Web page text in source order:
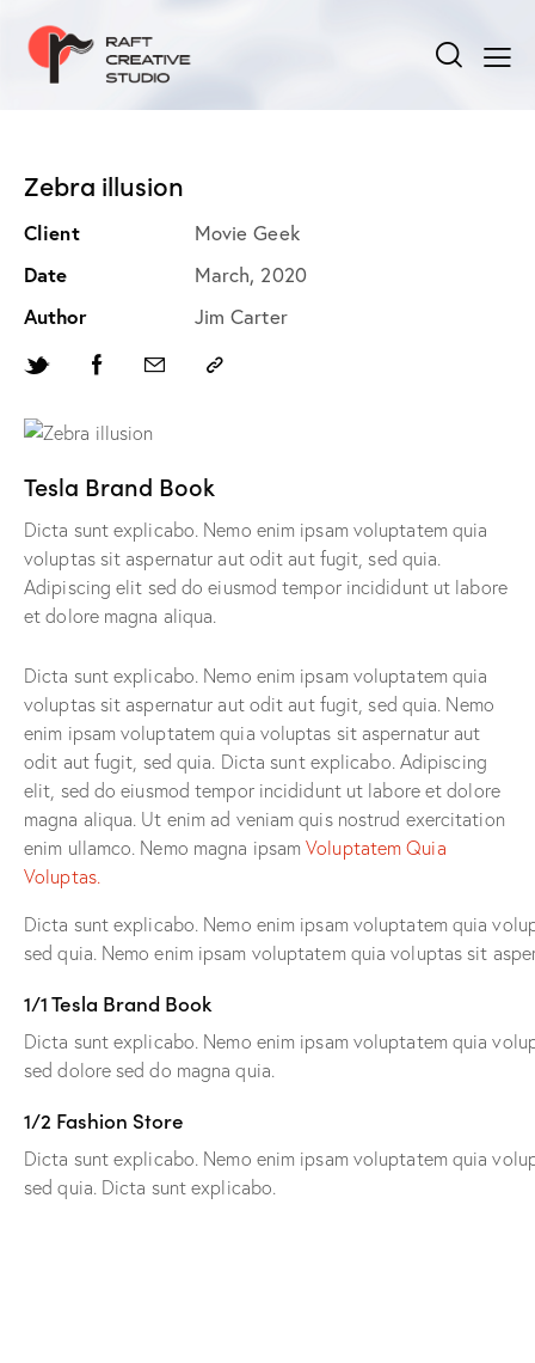
Zebra illusion
Client
Movie Geek
Date
March, 2020
Author
Jim Carter
Tesla Brand Book
Dicta sunt explicabo. Nemo enim ipsam voluptatem quia
voluptas sit aspernatur aut odit aut fugit, sed quia.
Adipiscing elit sed do eiusmod tempor incididunt ut labore
et dolore magna aliqua.
Dicta sunt explicabo. Nemo enim ipsam voluptatem quia
voluptas sit aspernatur aut odit aut fugit, sed quia. Nemo
enim ipsam voluptatem quia voluptas sit aspernatur aut
odit aut fugit, sed quia. Dicta sunt explicabo. Adipiscing
elit, sed do eiusmod tempor incididunt ut labore et dolore
magna aliqua. Ut enim ad veniam quis nostrud exercitation
enim ullamco. Nemo magna ipsamVoluptatem Quia
Voluptas.
Dicta sunt explicabo. Nemo enim ipsam voluptatem quia
sed quia. Nemo enim ipsam voluptatem quia voluptas sit
1/1 Tesla Brand Book
Dicta sunt explicabo. Nemo enim ipsam voluptatem quia
sed dolore sed do magna quia.
1/2 Fashion Store
Dicta sunt explicabo. Nemo enim ipsam voluptatem quia
sed quia. Dicta sunt explicabo.